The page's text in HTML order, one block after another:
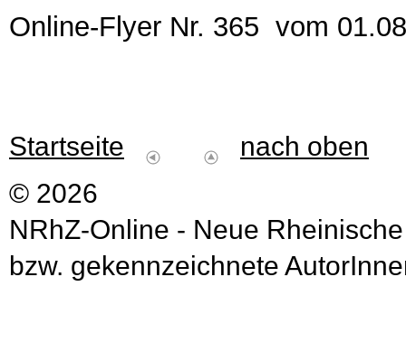
Online-Flyer Nr. 365 vom
Startseite
nach oben
© 2026
NRhZ-Online - Neue
bzw. gekennzeichnete